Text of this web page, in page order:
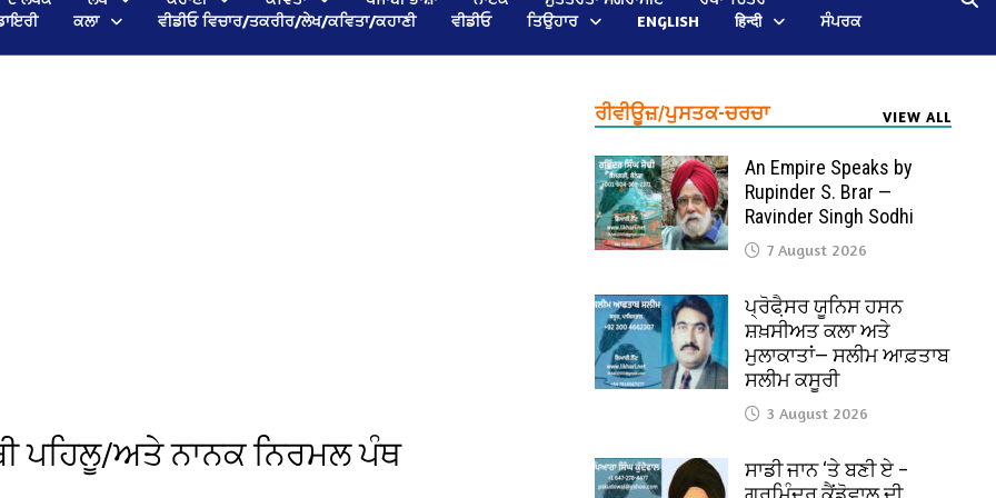
ਕਲਾ ਵੀਡੀਓ ਵਿਚਾਰ/ਤਕਰੀਰ/ਲੇਖ/ਕਵਿਤਾ/ਕਹਾਣੀ ਵੀਡੀਓ ਤਿਉਹਾਰ ENGLISH हिन्दी ਸੰਪਰਕ
ਪਹਿਲੂ/ਅਤੇ ਨਾਨਕ ਨਿਰਮਲ ਪੰਥ
ਰੀਵੀਊਜ਼/ਪੁਸਤਕ-ਚਰਚਾ VIEW ALL
An Empire Speaks by
Rupinder S. Brar —
Ravinder Singh Sodhi
7 August 2026
ਪ੍ਰੋਫੈ਼ਸਰ ਯੂਨਿਸ ਹਸਨ
ਸ਼ਖ਼ਸੀਅਤ ਕਲਾ ਅਤੇ
ਮੁਲਾਕਾਤਾਂ— ਸਲੀਮ ਆਫ਼ਤਾਬ
ਸਲੀਮ ਕਸੂਰੀ
3 August 2026
ਸਾਡੀ ਜਾਨ ‘ਤੇ ਬਣੀ ਏ –